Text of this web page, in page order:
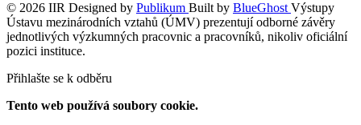
© 2026 IIR Designed by Publikum Built by BlueGhost Výstupy
Ústavu mezinárodních vztahů (ÚMV) prezentují odborné závěry
jednotlivých výzkumných pracovnic a pracovníků, nikoliv oficiální
pozici instituce.
Přihlašte se k odběru
Tento web používá soubory cookie.